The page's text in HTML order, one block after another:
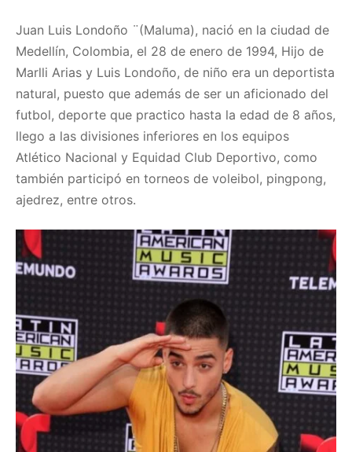
Juan Luis Londoño ¨(Maluma), nació en la ciudad de
Medellín, Colombia, el 28 de enero de 1994, Hijo de
Marlli Arias y Luis Londoño, de niño era un deportista
natural, puesto que además de ser un aficionado del
futbol, deporte que practico hasta la edad de 8 años,
llego a las divisiones inferiores en los equipos
Atlético Nacional y Equidad Club Deportivo, como
también participó en torneos de voleibol, pingpong,
ajedrez, entre otros.